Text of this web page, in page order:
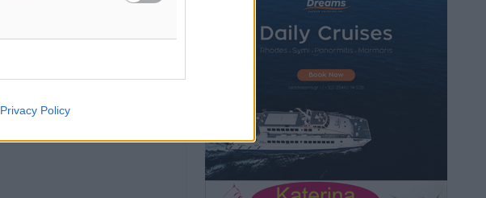
Privacy Policy
πριν 4 ώρες
“Η Ευρώπη αντιμετώπιζε το
προσφυγικό σαν ταινία τρόμου” – Η
συγκλονιστική μαρτυρία της Χαρούλας
Γιασιράνη στον RV για τα γεγονότα που
οδήγησαν στο Σύμφωνο της Λέρου
Τοπικές Ειδήσεις• πριν 4 ώρες
Συναυλία με τον Γιάννη Κότσιρα στις